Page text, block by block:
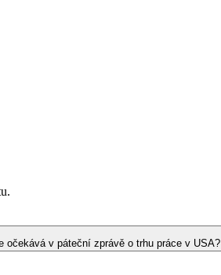
očekává v páteční zprávě o trhu práce v USA?